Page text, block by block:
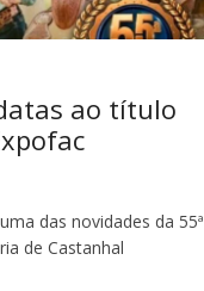
ao título
das novidades da 55ª
de Castanhal